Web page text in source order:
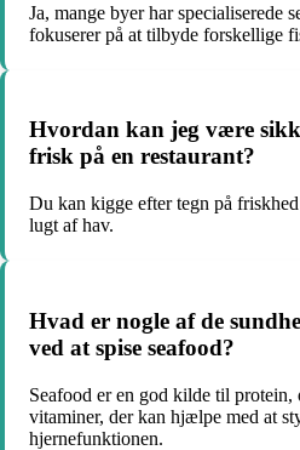
Ja, mange byer har specialiserede
fokuserer på at tilbyde forskellige
Hvordan kan jeg være
frisk på en restaurant?
Du kan kigge efter tegn på
lugt af hav.
Hvad er nogle af de
ved at spise seafood?
Seafood er en god kilde til protein,
vitaminer, der kan hjælpe med at
hjernefunktionen.